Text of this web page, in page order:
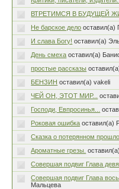
ВТРЕТИМСЯ В БУДУЩЕЙ
Не барское дело оставил(а)
И cлава Богу! оставил(а)
День смеха оставил(а)
простые рассказы
БЕНЗИН оставил(а) vakeli
ЧЕЙ ОН, ЭТОТ МИР...
Господи, Евпросинья...
Роковая ошибка оставил(а)
Сказка о потерянном
Ароматные грезы.
Совершая подвиг Глава
Совершая подвиг Глава
Мальцева